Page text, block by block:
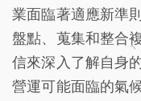
業面臨著適應新準
盤點、蒐集和整合
信來深入了解自身
營運可能面臨的氣